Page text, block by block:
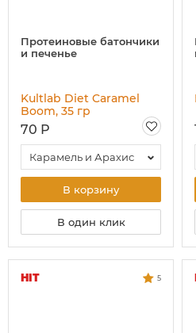
Протеиновые батончики
и печенье
Kultlab Diet Caramel
Boom, 35 гр
70 Р
Карамель и Арахис
В корзину
В один клик
HIT 5